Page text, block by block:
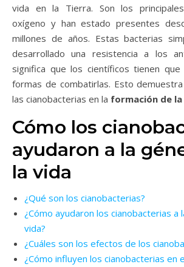
vida en la Tierra. Son los
oxígeno y han estado presentes
millones de años. Estas bacterias
desarrollado una resistencia a los
significa que los científicos tienen que
formas de combatirlas. Esto
las cianobacterias en la formación de
Cómo los
ayudaron a la
la vida
¿Qué son los cianobacterias?
¿Cómo ayudaron los cianobacterias a
vida?
¿Cuáles son los efectos de los
¿Cómo influyen los cianobacterias en